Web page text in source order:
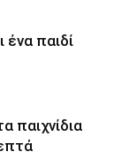
ένα παιδί
παιχνίδια